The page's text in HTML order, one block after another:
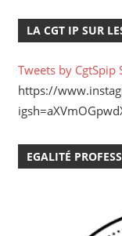
LA CGT IP SUR
Tweets by CgtSpip
https://
EGALITÉ